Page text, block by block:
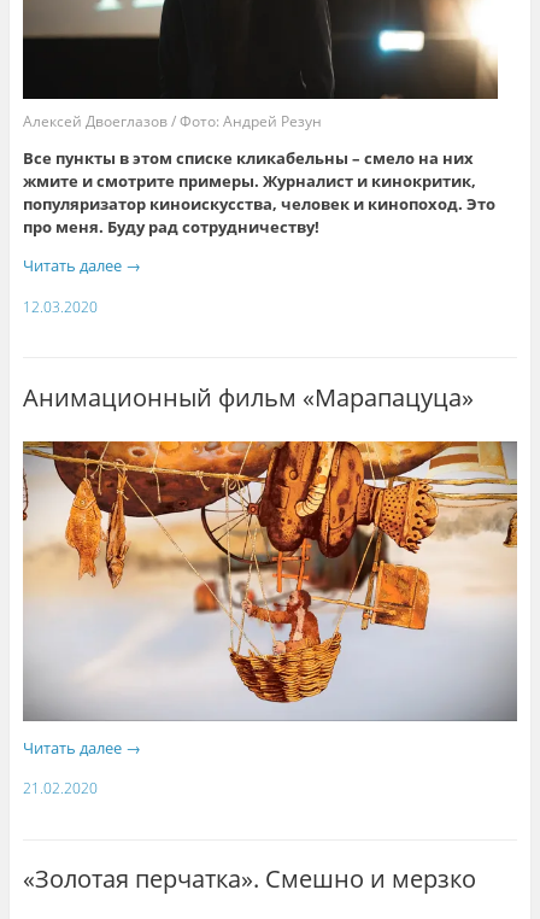
Алексей Двоеглазов / Фото: Андрей Резун
Все пункты в этом списке кликабельны – смело на них
жмите и смотрите примеры. Журналист и кинокритик,
популяризатор киноискусства, человек и кинопоход. Это
про меня. Буду рад сотрудничеству!
Читать далее →
12.03.2020
Анимационный фильм «Марапацуца»
Читать далее →
21.02.2020
«Золотая перчатка». Смешно и мерзко